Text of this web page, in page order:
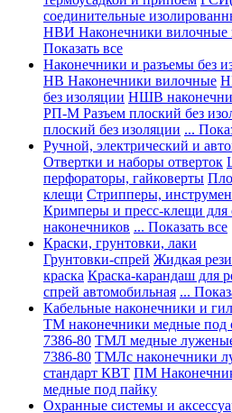
соединительные
НВИ Наконечники вилочные
Показать все
Наконечники и разъемы без
НВ Наконечники вилочные
без изоляции НШВ
РП-М Разъем плоский без
плоский без изоляции ...
Ручной, электрический и
Отвертки и наборы отверток
перфораторы, гайковерты
клещи Стрипперы,
Кримперы и пресс-клещи для
наконечников ... Показать все
Краски, грунтовки, лаки
Грунтовки-спрей Жидкая
краска Краска-карандаш для
спрей автомобильная ...
Кабельные наконечники и
ТМ наконечники медные под
7386-80 ТМЛ медные
7386-80 ТМЛс наконечники
стандарт КВТ ПМ
медные под пайку
Охранные системы и